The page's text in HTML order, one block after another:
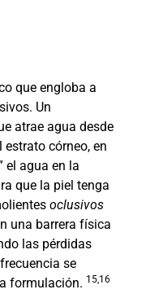
que engloba a
Un
atrae agua desde
estrato córneo, en
el agua en la
que la piel tenga
oclusivos
una barrera física
las pérdidas
se
formulación. 15,16